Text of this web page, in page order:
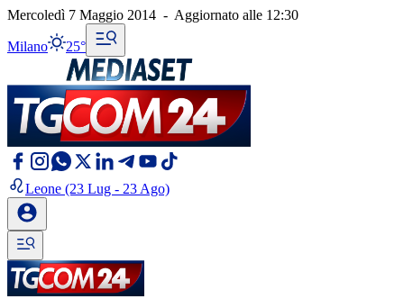
Mercoledì 7 Maggio 2014 - Aggiornato alle 12:30
Milano 25°
Leone (23 Lug - 23 Ago)